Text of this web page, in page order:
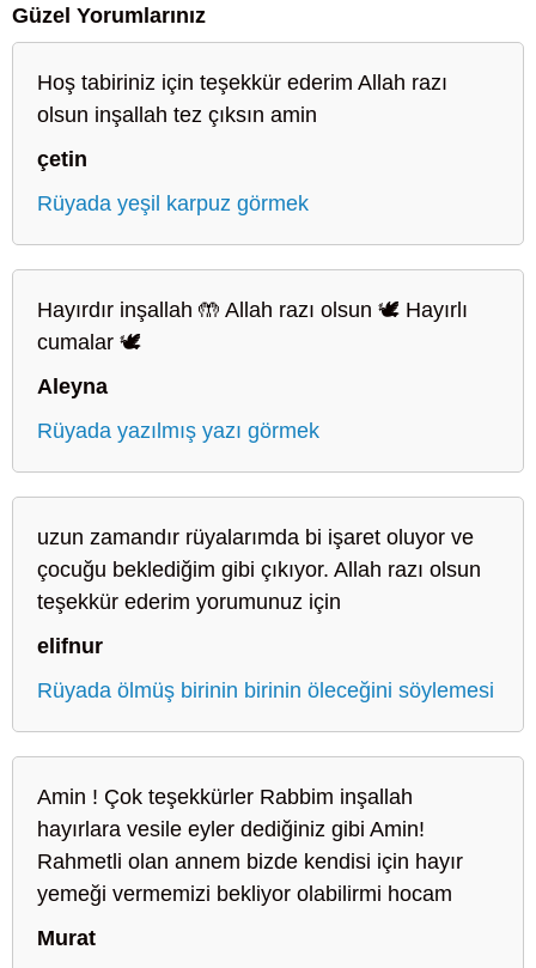
Güzel Yorumlarınız
Hoş tabiriniz için teşekkür ederim Allah razı
olsun inşallah tez çıksın amin
çetin
Rüyada yeşil karpuz görmek
Hayırdır inşallah 🤲 Allah razı olsun 🕊️ Hayırlı
cumalar 🕊️
Aleyna
Rüyada yazılmış yazı görmek
uzun zamandır rüyalarımda bi işaret oluyor ve
çocuğu beklediğim gibi çıkıyor. Allah razı olsun
teşekkür ederim yorumunuz için
elifnur
Rüyada ölmüş birinin birinin öleceğini söylemesi
Amin ! Çok teşekkürler Rabbim inşallah
hayırlara vesile eyler dediğiniz gibi Amin!
Rahmetli olan annem bizde kendisi için hayır
yemeği vermemizi bekliyor olabilirmi hocam
Murat